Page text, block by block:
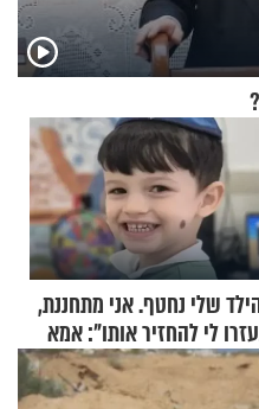
שלי נחטף. אני מתחננת,
לי להחזיר אותו": אמא
בן ה-4 בריאיון דומע